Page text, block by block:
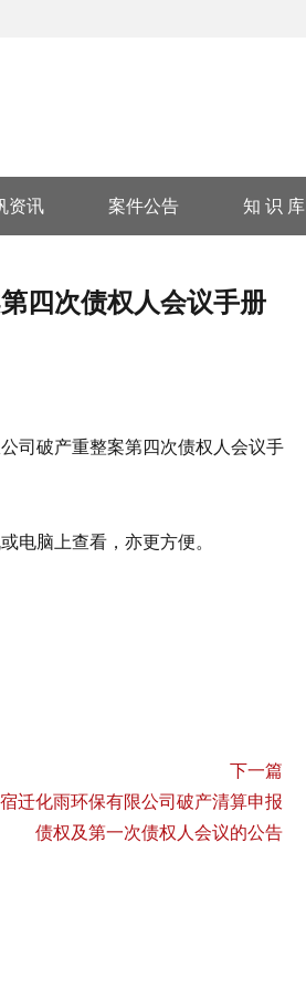
资讯 案件公告 知 识 库
四次债权人会议手册
司破产重整案第四次债权人会议手
电脑上查看，亦更方便。
下一篇
宿迁化雨环保有限公司破产清算申报
债权及第一次债权人会议的公告